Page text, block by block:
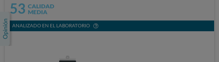
53 CALIDAD
MEDIA
ANALIZADO EN EL LABORATORIO